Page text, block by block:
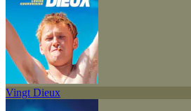
Vingt Dieux